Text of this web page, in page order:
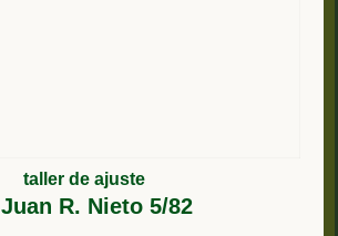
taller de ajuste
Juan R. Nieto 5/82